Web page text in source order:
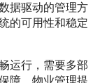
据驱动的管理方
的可用性和稳定
运行，需要多部